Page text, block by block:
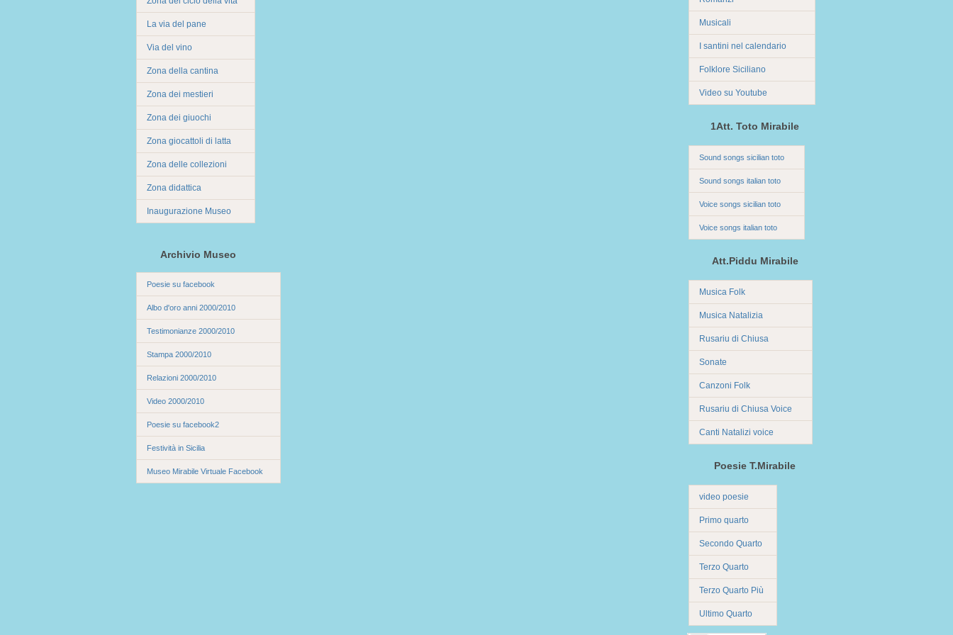
La via del pane
Via del vino
Zona della cantina
Zona dei mestieri
Zona dei giuochi
Zona giocattoli di latta
Zona delle collezioni
Zona didattica
Inaugurazione Museo
Archivio Museo
Poesie su facebook
Albo d'oro anni 2000/2010
Testimonianze 2000/2010
Stampa 2000/2010
Relazioni 2000/2010
Video 2000/2010
Poesie su facebook2
Festività in Sicilia
Museo Mirabile Virtuale Facebook
Musicali
I santini nel calendario
Folklore Siciliano
Video su Youtube
1Att. Toto Mirabile
Sound songs sicilian toto
Sound songs italian toto
Voice songs sicilian toto
Voice songs italian toto
Att.Piddu Mirabile
Musica Folk
Musica Natalizia
Rusariu di Chiusa
Sonate
Canzoni Folk
Rusariu di Chiusa Voice
Canti Natalizi voice
Poesie T.Mirabile
video poesie
Primo quarto
Secondo Quarto
Terzo Quarto
Terzo Quarto Più
Ultimo Quarto